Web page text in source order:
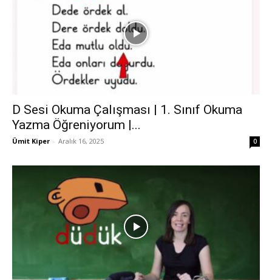
D Sesi Okuma Çalışması | 1. Sınıf Okuma
Yazma Öğreniyorum |...
Ümit Kiper - Aralık 16, 2025 0